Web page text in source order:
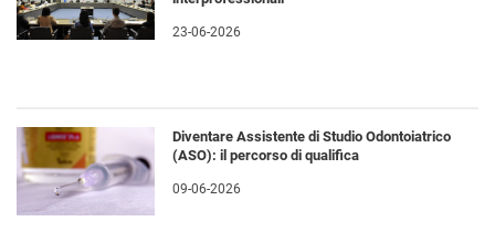
23-06-2026
Diventare Assistente di Studio Odontoiatrico
(ASO): il percorso di qualifica
09-06-2026